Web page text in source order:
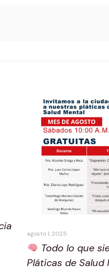
agosto 1, 2025
Todo lo que
Pláticas de